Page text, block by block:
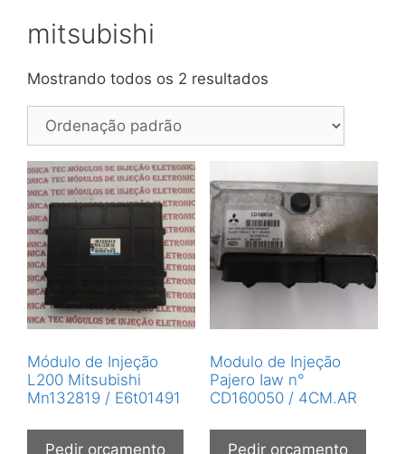
mitsubishi
Mostrando todos os 2 resultados
Módulo de Injeção
L200 Mitsubishi
Mn132819 / E6t01491
Pedir orçamento
Modulo de Injeção
Pajero Iaw n°
CD160050 / 4CM.AR
Pedir orçamento